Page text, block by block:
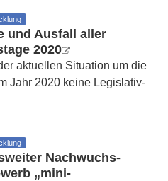
und Ausfall aller
2020
aktuellen Situation um die
Jahr 2020 keine Legislativ-
Nachwuchs-
„mini-